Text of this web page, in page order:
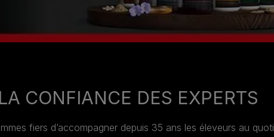
LA CONFIANCE DES EXPERTS
fiers d’accompagner depuis 35 ans les éleveurs au